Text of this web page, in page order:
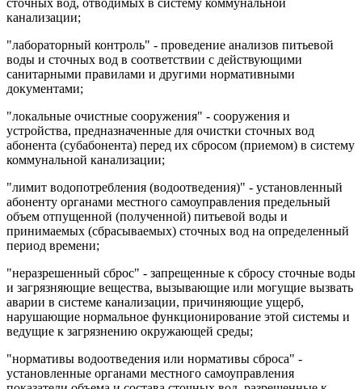
канализации;
"лабораторный контроль" - проведение анализов питьевой
воды и сточных вод в соответствии с действующими
санитарными правилами и другими нормативными
документами;
"локальные очистные сооружения" - сооружения и
устройства, предназначенные для очистки сточных вод
абонента (субабонента) перед их сбросом (приемом) в систему
коммунальной канализации;
"лимит водопотребления (водоотведения)" - установленный
абоненту органами местного самоуправления предельный
объем отпущенной (полученной) питьевой воды и
принимаемых (сбрасываемых) сточных вод на определенный
период времени;
"неразрешенный сброс" - запрещенные к сбросу сточные воды
и загрязняющие вещества, вызывающие или могущие вызвать
аварии в системе канализации, причиняющие ущерб,
нарушающие нормальное функционирование этой системы и
ведущие к загрязнению окружающей среды;
"нормативы водоотведения или нормативы сброса" -
установленные органами местного самоуправления